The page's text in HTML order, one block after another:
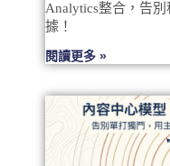
Analytics整合，告
據！
閱讀更多 »